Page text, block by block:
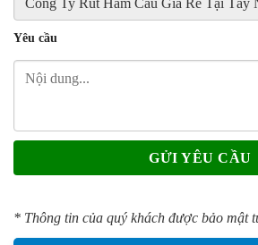
Yêu cầu
* Thông tin của quý khách được bảo mật